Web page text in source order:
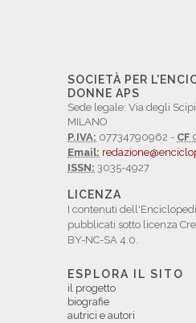
SOCIETÀ PER
DONNE APS
Sede legale: Via degli
MILANO
P.IVA: 07734790962 - CF
Email:
ISSN: 3035-4927
LICENZA
I contenuti
pubblicati sotto licenza
BY-NC-SA 4.0.
ESPLORA IL SITO
il progetto
biografie
autrici e autori